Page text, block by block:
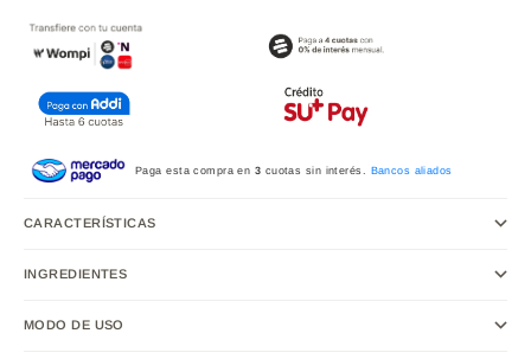
Paga esta compra en 3 cuotas sin interés. Bancos aliados
CARACTERÍSTICAS
INGREDIENTES
MODO DE USO